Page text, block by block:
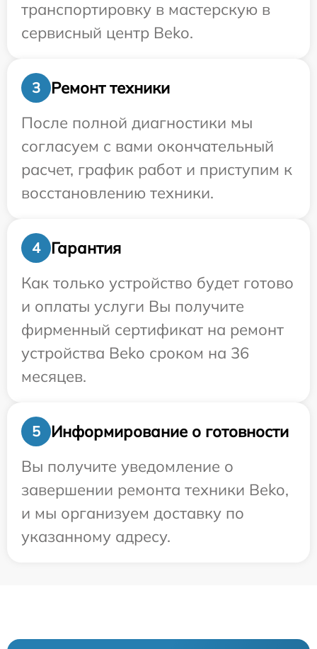
транспортировку в мастерскую в
сервисный центр Beko.
3
Ремонт техники
После полной диагностики мы
согласуем с вами окончательный
расчет, график работ и приступим к
восстановлению техники.
4
Гарантия
Как только устройство будет готово
и оплаты услуги Вы получите
фирменный сертификат на ремонт
устройства Beko сроком на 36
месяцев.
5
Информирование о готовности
Вы получите уведомление о
завершении ремонта техники Beko,
и мы организуем доставку по
указанному адресу.